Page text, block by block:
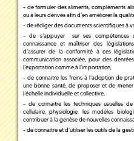
- de formuler des aliments, compléments
ou à leurs dérivés afin d’en améliorer la
- de rédiger des documents scientifiques à
- de s’appuyer sur ses compétences
connaissance et maîtriser des
d’assurer de la conformité à ces
communication associée, pour des
l’exportation comme à l’importation,
- de connaitre les freins à l’adoption de
une bonne santé, de proposer et de
l’échelle individuelle et collective,
- de connaitre les techniques usuelles
cellulaire, physiologie, les modèles
contribuer à la genèse de nouvelles
- de connaitre et d’utiliser les outils de la